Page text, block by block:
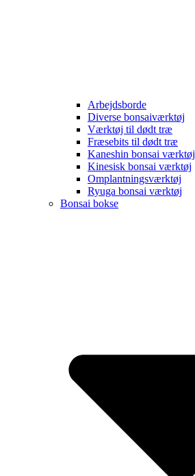
Arbejdsborde
Diverse bonsaiværktøj
Værktøj til dødt træ
Fræsebits til dødt træ
Kaneshin bonsai værktøj
Kinesisk bonsai værktøj
Omplantningsværktøj
Ryuga bonsai værktøj
Bonsai bokse